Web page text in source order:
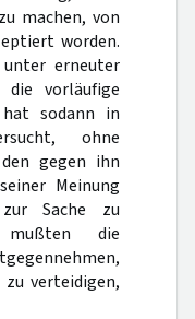
machen, von
worden.
erneuter
vorläufige
sodann in
ohne
gegen ihn
Meinung
Sache zu
mußten die
verteidigen,